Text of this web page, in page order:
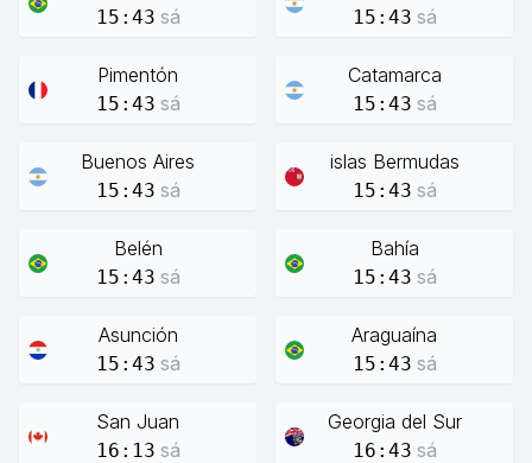
15:43 sá 15:43 sá
Pimentón
15:43 sá
Catamarca
15:43 sá
Buenos Aires
15:43 sá
islas Bermudas
15:43 sá
Belén
15:43 sá
Bahía
15:43 sá
Asunción
15:43 sá
Araguaína
15:43 sá
San Juan
16:13 sá
Georgia del Sur
16:43 sá